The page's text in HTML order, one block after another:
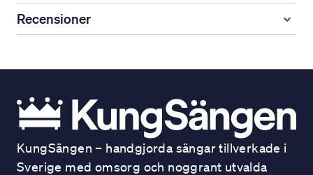
Recensioner
KungSängen – handgjorda sängar tillverkade i
Sverige med omsorg och noggrant utvalda